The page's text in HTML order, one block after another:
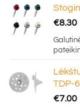
€8.30
TDP-
€7.00